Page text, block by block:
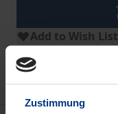
Zustimmung
Add to Wish List